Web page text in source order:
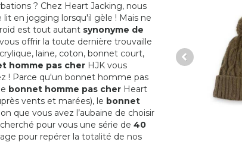
? Chez Heart Jacking, nous
en jogging lorsqu'il gèle ! Mais ne
est tout autant synonyme de
offrir la toute dernière trouvaille
laine, coton, bonnet court,
homme pas cher HJK vous
! Parce qu'un bonnet homme pas
bonnet homme pas cher Heart
vents et marées), le bonnet
que vous avez l’aubaine de choisir
pour vous une série de 40
pour repérer la totalité de nos